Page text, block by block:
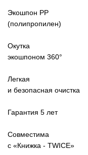
541
Экошпон PP
(полипропилен)
Окутка
экошпоном 360°
Легкая
и безопасная очистка
Гарантия 5 лет
Совместима
с «Книжка - TWICE»